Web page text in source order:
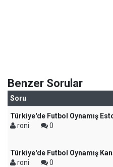
Benzer Sorular
Soru
Türkiye'de Futbol Oynamış
roni
0
Türkiye'de Futbol Oynamış
roni
0